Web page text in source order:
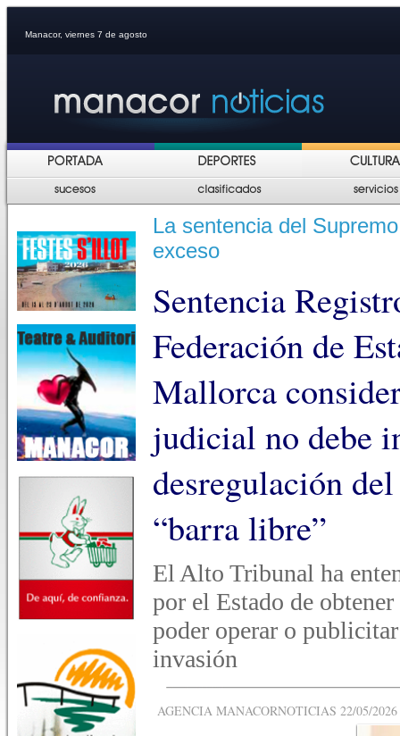
Manacor, viernes 7 de agosto
La sentencia del
exceso
Sentencia
Federación de
Mallorca
judicial no debe
desregulación
“barra libre”
El Alto Tribunal ha
por el Estado de
poder operar o
invasión
AGENCIA MANACORNOTICIAS 22/05/